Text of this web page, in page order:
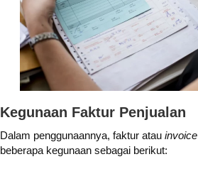
Kegunaan Faktur Penjualan
Dalam penggunaannya, faktur atau invoice
beberapa kegunaan sebagai berikut: